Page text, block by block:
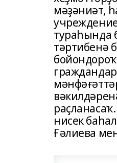
мәҙәниәт,
тураһында
тәртибенә
нисек
Ғәлиева